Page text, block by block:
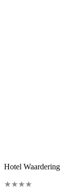
Hotel Waardering
★★★★